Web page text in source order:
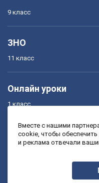
9 класс
ЗНО
11 класс
Онлайн уроки
1 класс
3 класс
Вместе с нашими
cookie, чтобы
и реклама отвечали